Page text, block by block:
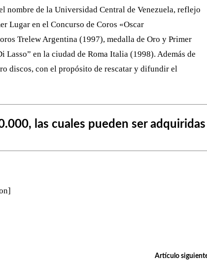
nombre de la Universidad Central de Venezuela, reflejo
Lugar en el Concurso de Coros «Oscar
Trelew Argentina (1997), medalla de Oro y Primer
Lasso” en la ciudad de Roma Italia (1998). Además de
discos, con el propósito de rescatar y difundir el
las cuales pueden ser adquiridas
Artículo